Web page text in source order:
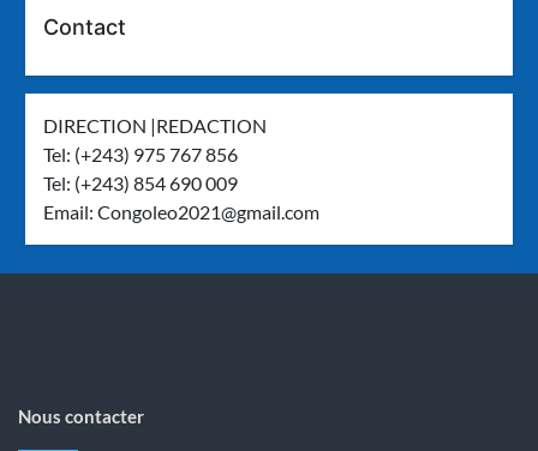
Contact
DIRECTION |REDACTION
Tel: (+243) 975 767 856
Tel: (+243) 854 690 009
Email:Congoleo2021@gmail.com
Nous contacter